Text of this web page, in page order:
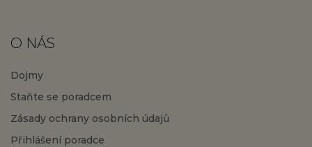
O NÁS
Dojmy
Staňte se poradcem
Zásady ochrany osobních údajů
Přihlášení poradce